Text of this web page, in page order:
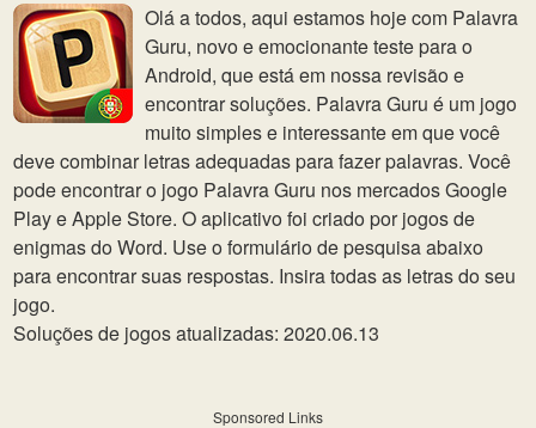
Olá a todos, aqui estamos hoje com Palavra
Guru, novo e emocionante teste para o
Android, que está em nossa revisão e
encontrar soluções. Palavra Guru é um jogo
muito simples e interessante em que você
deve combinar letras adequadas para fazer palavras. Você
pode encontrar o jogo Palavra Guru nos mercados Google
Play e Apple Store. O aplicativo foi criado por jogos de
enigmas do Word. Use o formulário de pesquisa abaixo
para encontrar suas respostas. Insira todas as letras do seu
jogo.
Soluções de jogos atualizadas: 2020.06.13
Sponsored Links